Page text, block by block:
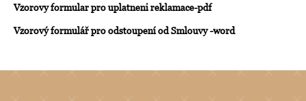
Vzorovy formular pro uplatneni reklamace-pdf
Vzorový formulář pro odstoupení od Smlouvy -word